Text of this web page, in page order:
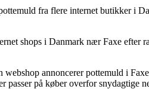
fra flere internet butikker i
shops i Danmark nær Faxe efter
annoncerer pottemuld i
passer på køber overfor snydagtige